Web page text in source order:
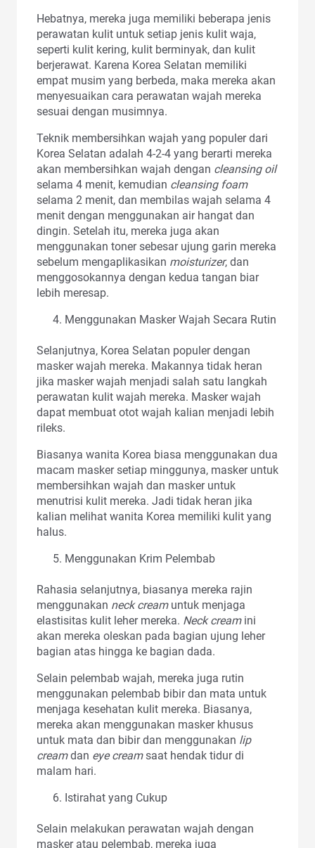
Hebatnya, mereka juga memiliki beberapa jenis
perawatan kulit untuk setiap jenis kulit waja,
seperti kulit kering, kulit berminyak, dan kulit
berjerawat. Karena Korea Selatan memiliki
empat musim yang berbeda, maka mereka akan
menyesuaikan cara perawatan wajah mereka
sesuai dengan musimnya.
Teknik membersihkan wajah yang populer dari
Korea Selatan adalah 4-2-4 yang berarti mereka
akan membersihkan wajah dengan cleansing oil
selama 4 menit, kemudian cleansing foam
selama 2 menit, dan membilas wajah selama 4
menit dengan menggunakan air hangat dan
dingin. Setelah itu, mereka juga akan
menggunakan toner sebesar ujung garin mereka
sebelum mengaplikasikan moisturizer, dan
menggosokannya dengan kedua tangan biar
lebih meresap.
Menggunakan Masker Wajah Secara Rutin
Selanjutnya, Korea Selatan populer dengan
masker wajah mereka. Makannya tidak heran
jika masker wajah menjadi salah satu langkah
perawatan kulit wajah mereka. Masker wajah
dapat membuat otot wajah kalian menjadi lebih
rileks.
Biasanya wanita Korea biasa menggunakan dua
macam masker setiap minggunya, masker untuk
membersihkan wajah dan masker untuk
menutrisi kulit mereka. Jadi tidak heran jika
kalian melihat wanita Korea memiliki kulit yang
halus.
Menggunakan Krim Pelembab
Rahasia selanjutnya, biasanya mereka rajin
menggunakan neck creamuntuk menjaga
elastisitas kulit leher mereka. Neck cream ini
akan mereka oleskan pada bagian ujung leher
bagian atas hingga ke bagian dada.
Selain pelembab wajah, mereka juga rutin
menggunakan pelembab bibir dan mata untuk
menjaga kesehatan kulit mereka. Biasanya,
mereka akan menggunakan masker khusus
untuk mata dan bibir dan menggunakan lip
creamdan eye creamsaat hendak tidur di
malam hari.
Istirahat yang Cukup
Selain melakukan perawatan wajah dengan
masker atau pelembab, mereka juga